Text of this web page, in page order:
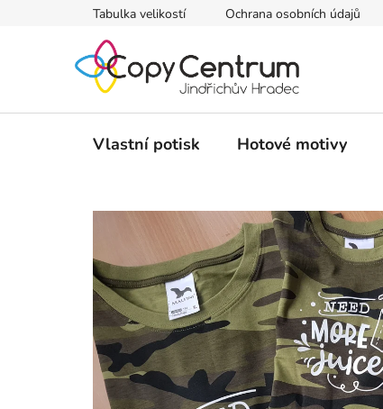
Tabulka velikostí Ochrana osobních údajů
Vlastní potisk Hotové motivy